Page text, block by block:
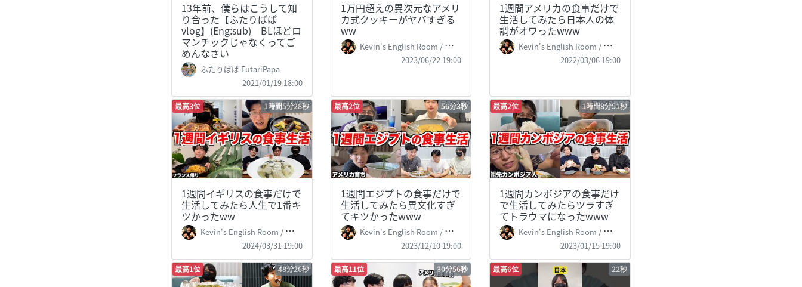
13年前、僕らはこうして知
り合った【ふたりぱぱ
vlog】(Eng:sub) BLほどロ
マンチックじゃなくってご
めんなさい
ふたりぱぱ FutariPapa
2021/01/19 18:00
1万円超えの異次元なアメリ
カ式クッキーがヤバすぎる
ww
Kevin's English Room / 掛山ケビ志郎
2023/06/22 19:00
1週間アメリカの食事だけで
生活してみたら日本人の体
調がオワったwww
Kevin's English Room / 掛山ケビ志郎
2022/03/06 19:00
最高3位 1時間5分28秒
1週間イギリスの食事だけで
生活してみたら人生で1番キ
ツかったww
Kevin's English Room / 掛山ケビ志郎
2024/03/31 19:00
最高2位 56分3秒
1週間エジプトの食事だけで
生活してみたら異文化すぎ
てキツかったwww
Kevin's English Room / 掛山ケビ志郎
2023/12/10 19:00
最高2位 1時間8分51秒
1週間カンボジアの食事だけ
で生活してみたらツラすぎ
てトラウマになったwww
Kevin's English Room / 掛山ケビ志郎
2023/01/15 19:00
最高1位 48分26秒 最高11位 30分56秒 最高6位 22秒